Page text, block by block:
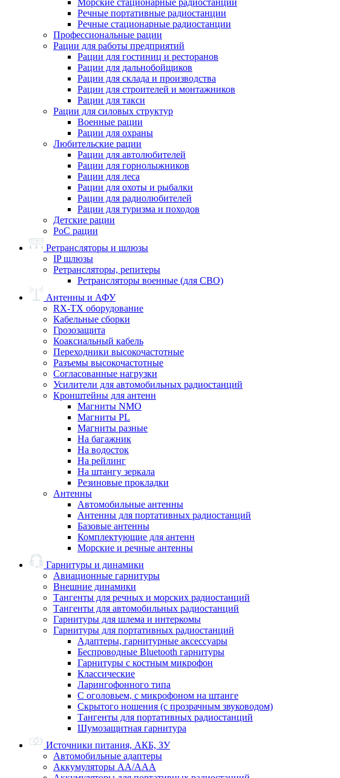
Морские стационарные радиостанции
Речные портативные радиостанции
Речные стационарные радиостанции
Профессиональные рации
Рации для работы предприятий
Рации для гостиниц и ресторанов
Рации для дальнобойщиков
Рации для склада и производства
Рации для строителей и монтажников
Рации для такси
Рации для силовых структур
Военные рации
Рации для охраны
Любительские рации
Рации для автолюбителей
Рации для горнолыжников
Рации для леса
Рации для охоты и рыбалки
Рации для радиолюбителей
Рации для туризма и походов
Детские рации
PoC рации
Ретрансляторы и шлюзы
IP шлюзы
Ретрансляторы, репитеры
Ретрансляторы военные (для СВО)
Антенны и АФУ
RX-TX оборудование
Кабельные сборки
Грозозащита
Коаксиальный кабель
Переходники высокочастотные
Разъемы высокочастотные
Согласованные нагрузки
Усилители для автомобильных радиостанций
Кронштейны для антенн
Магниты NMO
Магниты PL
Магниты разные
На багажник
На водосток
На рейлинг
На штангу зеркала
Резиновые прокладки
Антенны
Автомобильные антенны
Антенны для портативных радиостанций
Базовые антенны
Комплектующие для антенн
Морские и речные антенны
Гарнитуры и динамики
Авиационные гарнитуры
Внешние динамики
Тангенты для речных и морских радиостанций
Тангенты для автомобильных радиостанций
Гарнитуры для шлема и интеркомы
Гарнитуры для портативных радиостанций
Адаптеры, гарнитурные аксессуары
Беспроводные Bluetooth гарнитуры
Гарнитуры с костным микрофон
Классические
Ларингофонного типа
С оголовьем, с микрофоном на штанге
Скрытого ношения (с прозрачным звуководом)
Тангенты для портативных радиостанций
Шумозащитная гарнитура
Источники питания, АКБ, ЗУ
Автомобильные адаптеры
Аккумуляторы АА/ААА